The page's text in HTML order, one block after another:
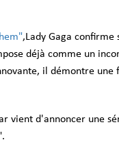
,Lady Gaga confirme
déjà comme un
il démontre une
vient d'annoncer une